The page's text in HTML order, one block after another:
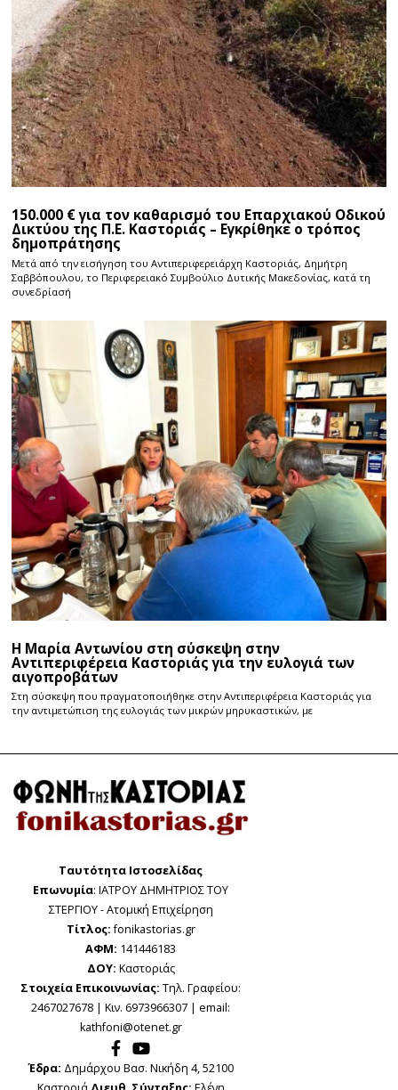
150.000 € για τον καθαρισμό του Επαρχιακού Οδικού
Δικτύου της Π.Ε. Καστοριάς – Εγκρίθηκε ο τρόπος
δημοπράτησης
Μετά από την εισήγηση του Αντιπεριφερειάρχη Καστοριάς, Δημήτρη
Σαββόπουλου, το Περιφερειακό Συμβούλιο Δυτικής Μακεδονίας, κατά τη
συνεδρίασή
Η Μαρία Αντωνίου στη σύσκεψη στην
Αντιπεριφέρεια Καστοριάς για την ευλογιά των
αιγοπροβάτων
Στη σύσκεψη που πραγματοποιήθηκε στην Αντιπεριφέρεια Καστοριάς για
την αντιμετώπιση της ευλογιάς των μικρών μηρυκαστικών, με
Ταυτότητα Ιστοσελίδας
Επωνυμία: ΙΑΤΡΟΥ ΔΗΜΗΤΡΙΟΣ ΤΟΥ
ΣΤΕΡΓΙΟΥ - Ατομική Επιχείρηση
Τίτλος:fonikastorias.gr
ΑΦΜ: 141446183
ΔΟΥ: Καστοριάς
Στοιχεία Επικοινωνίας: Τηλ. Γραφείου:
2467027678 | Κιν. 6973966307 | email:
kathfoni@otenet.gr
Έδρα: Δημάρχου Βασ. Νικήδη 4, 52100